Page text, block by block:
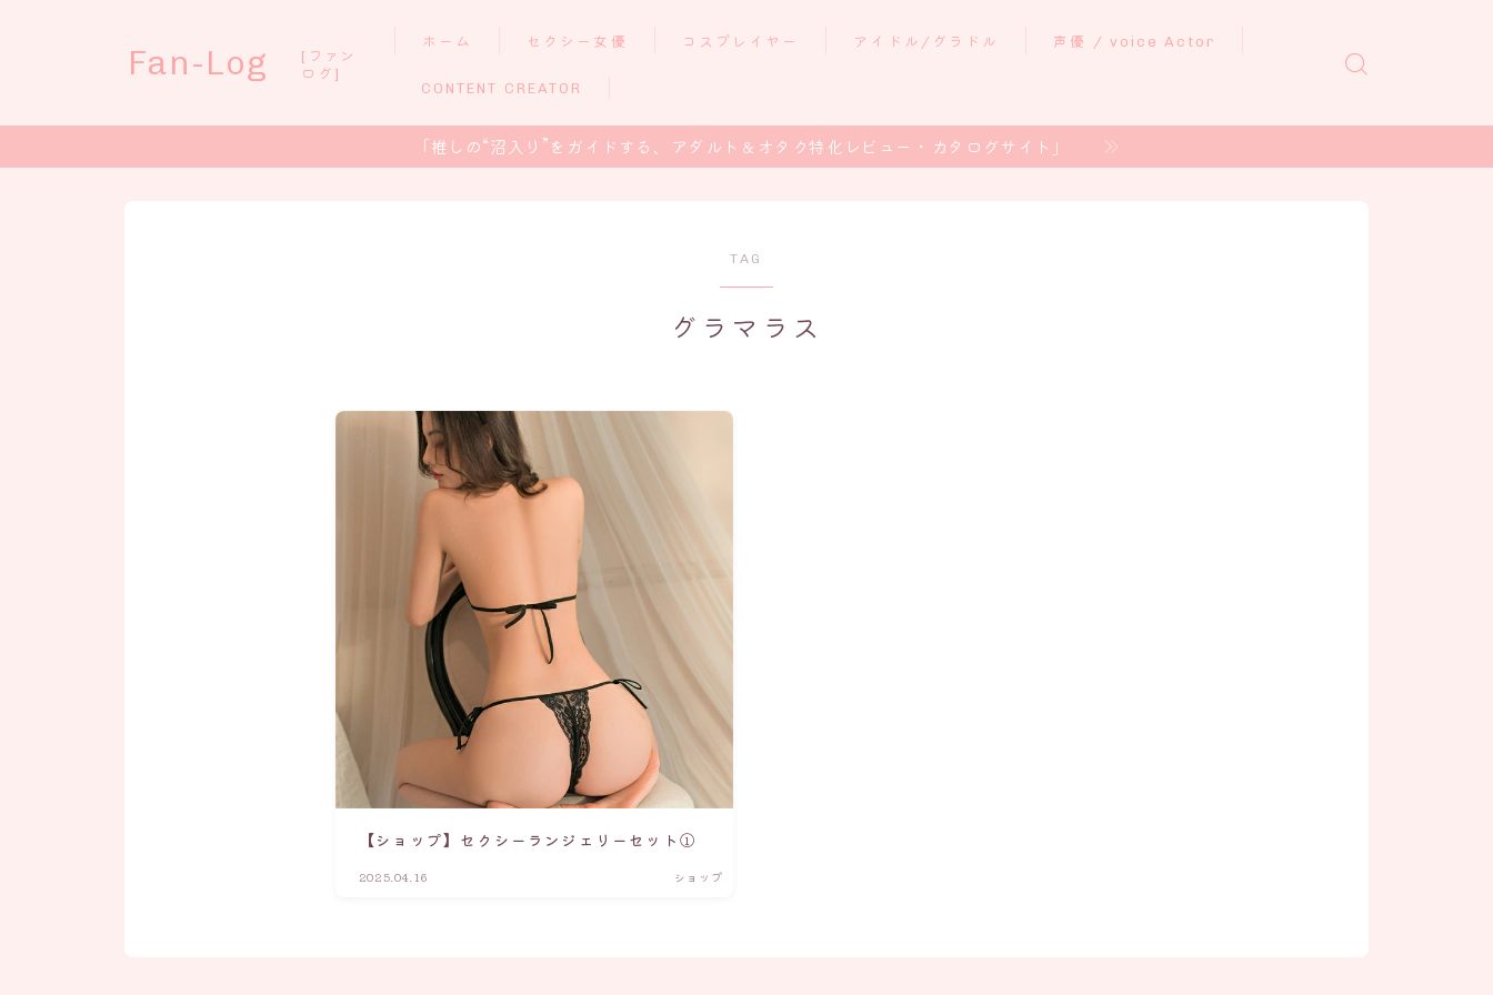
Fan-Log
[ファン
ログ]
ホーム セクシー女優 コスプレイヤー アイドル/グラドル 声優 / voice Actor
CONTENT CREATOR
「推しの“沼入り”をガイドする、アダルト＆オタク特化レビュー・カタログサイト」
TAG
グラマラス
【ショップ】セクシーランジェリーセット①
2025.04.16 ショップ